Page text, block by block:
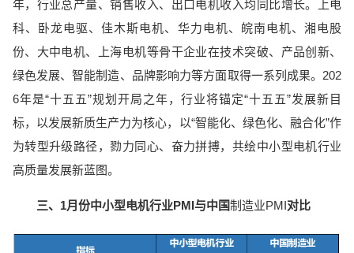
年，行业总产量、销售收入、出口电机收入均同比增长。上电
科、卧龙电驱、佳木斯电机、华力电机、皖南电机、湘电股
份、大中电机、上海电机等骨干企业在技术突破、产品创新、
绿色发展、智能制造、品牌影响力等方面取得一系列成果。202
6年是“十五五”规划开局之年，行业将锚定“十五五”发展新目
标，以发展新质生产力为核心，以“智能化、绿色化、融合化”作
为转型升级路径，勠力同心、奋力拼搏，共绘中小型电机行业
高质量发展新蓝图。
三、1月份中小型电机行业PMI与中国制造业PMI对比